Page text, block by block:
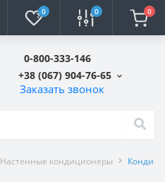
0 0 0
0-800-333-146
+38 (067) 904-76-65
Заказать звонок
Настенные кондиционеры